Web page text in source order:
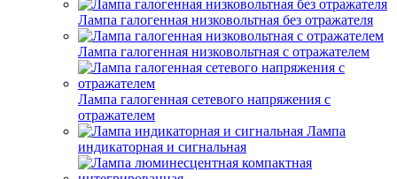
Лампа галогенная низковольтная без отражателя
Лампа галогенная низковольтная с отражателем
Лампа галогенная сетевого напряжения с
отражателем
Лампа
индикаторная и сигнальная